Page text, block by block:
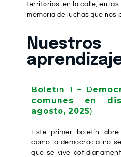
territorios, en la calle, en las
memoria de luchas que nos
Nuestros
Boletín 1 –
comunes en
agosto, 2025)
Este primer boletín
cómo la democracia no
que se vive